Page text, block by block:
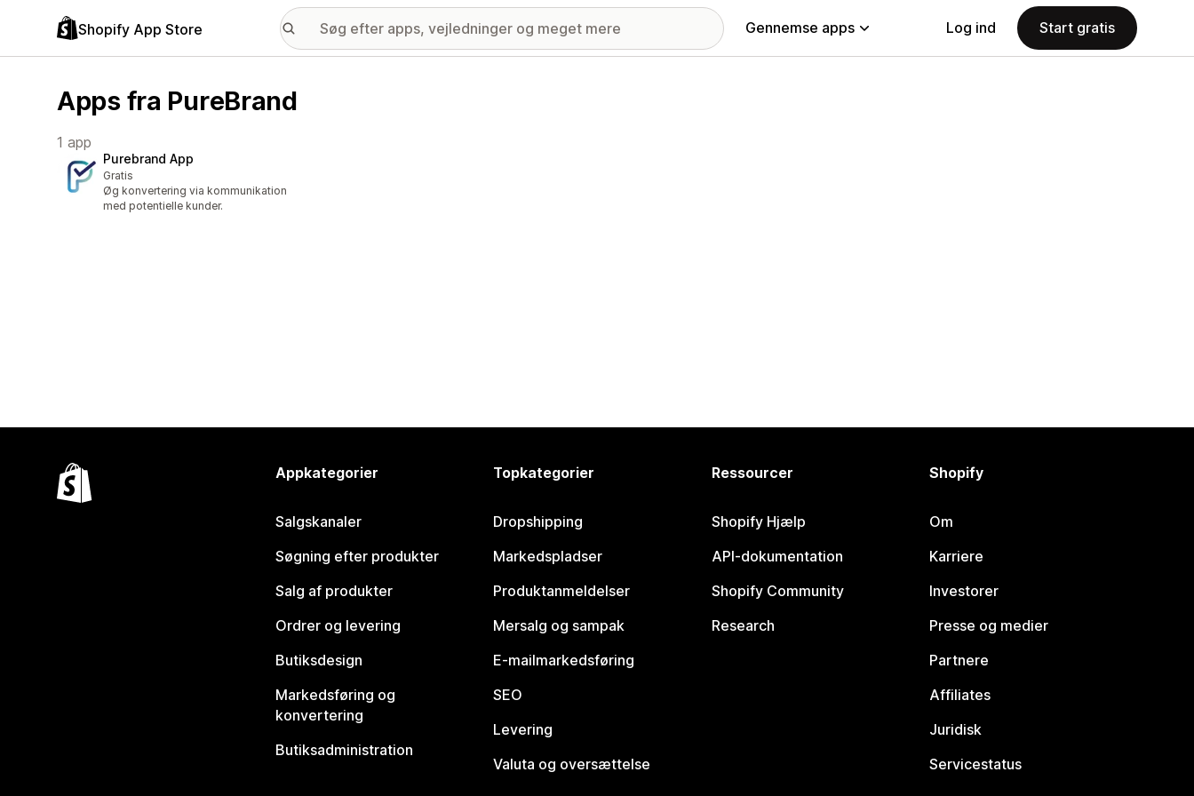
Shopify App Store Gennemse apps Log ind Start gratis
Apps fra PureBrand
1 app
Purebrand App
Gratis
Øg konvertering via kommunikation
med potentielle kunder.
Appkategorier
Salgskanaler
Søgning efter produkter
Salg af produkter
Ordrer og levering
Butiksdesign
Markedsføring og
konvertering
Butiksadministration
Topkategorier
Dropshipping
Markedspladser
Produktanmeldelser
Mersalg og sampak
E-mailmarkedsføring
SEO
Levering
Valuta og oversættelse
Ressourcer
Shopify Hjælp
API-dokumentation
Shopify Community
Research
Shopify
Om
Karriere
Investorer
Presse og medier
Partnere
Affiliates
Juridisk
Servicestatus